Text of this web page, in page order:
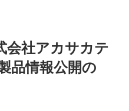
会社アカサカテ
品情報公開の